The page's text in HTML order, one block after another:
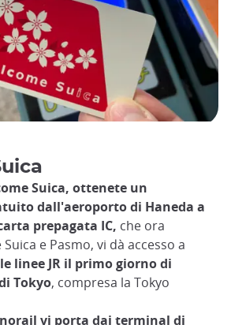
Suica, ottenete un
dall'aeroporto di Haneda a
prepagata IC, che ora
e Pasmo, vi dà accesso a
linee JR il primo giorno di
Tokyo, compresa la Tokyo
vi porta dai terminal di